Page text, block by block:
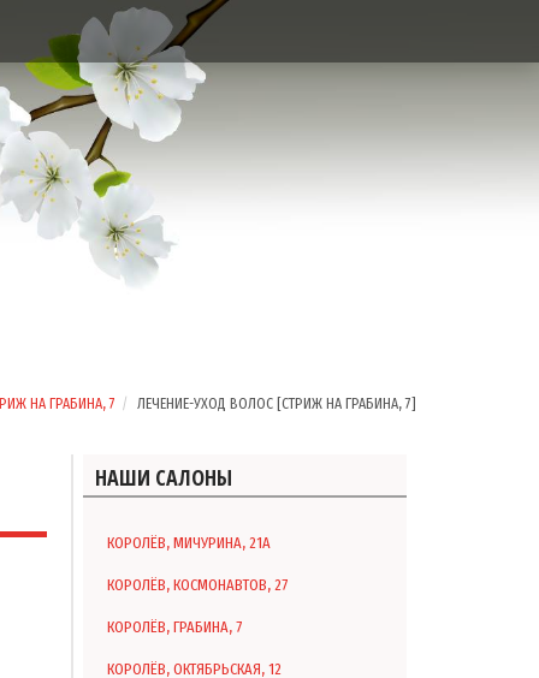
НА ГРАБИНА, 7 ЛЕЧЕНИЕ-УХОД ВОЛОС [СТРИЖ НА ГРАБИНА, 7]
НАШИ САЛОНЫ
КОРОЛЁВ, МИЧУРИНА, 21А
КОРОЛЁВ, КОСМОНАВТОВ, 27
КОРОЛЁВ, ГРАБИНА, 7
КОРОЛЁВ, ОКТЯБРЬСКАЯ, 12